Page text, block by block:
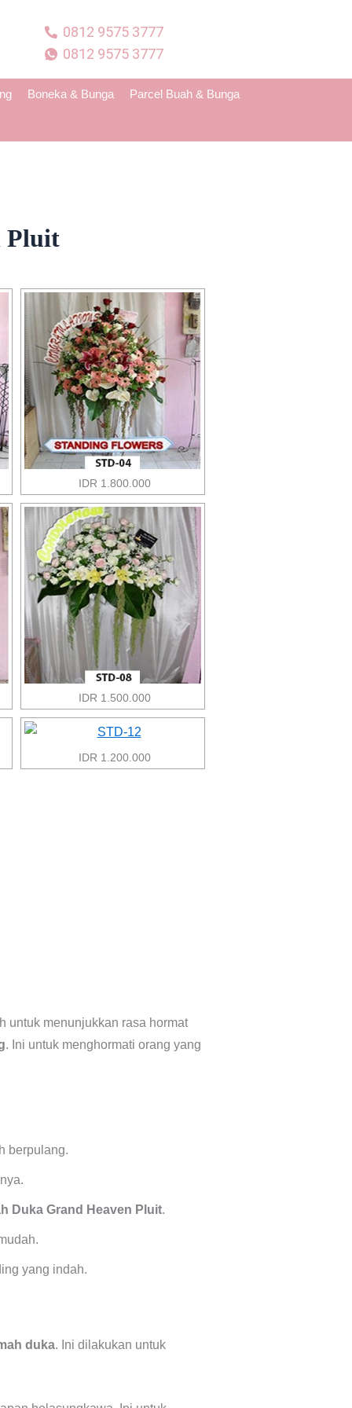
0812 9575 3777
0812 9575 3777
Boneka & Bunga Parcel Buah & Bunga
Pluit
IDR 1.800.000
IDR 1.500.000
IDR 1.200.000
untuk menunjukkan rasa hormat
. Ini untuk menghormati orang yang
berpulang.
Duka Grand Heaven Pluit.
yang indah.
duka. Ini dilakukan untuk